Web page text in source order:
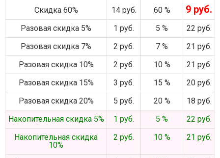
Скидка 60% 14 руб. 60 % 9 руб.
Разовая скидка 5% 1 руб. 5 %
22 руб.
Разовая скидка 7%
2 руб. 7 %
21 руб.
Разовая скидка 10%
2 руб. 10 %
21 руб.
Разовая скидка 15%
3 руб. 15 %
20 руб.
Разовая скидка 20%
5 руб. 20 %
18 руб.
Накопительная скидка 5%
1 руб. 5 %
22 руб.
Накопительная скидка
10%
2 руб. 10 % 21 руб.